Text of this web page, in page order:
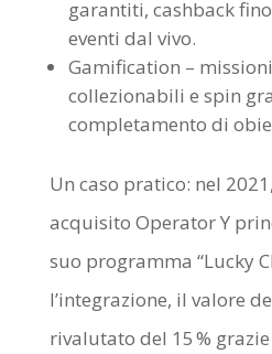
garantiti, cashback
eventi dal vivo.
Gamification –
collezionabili e spin
completamento di
Un caso pratico: nel
acquisito Operator Y
suo programma “Lucky
l’integrazione, il valore
rivalutato del 15 %